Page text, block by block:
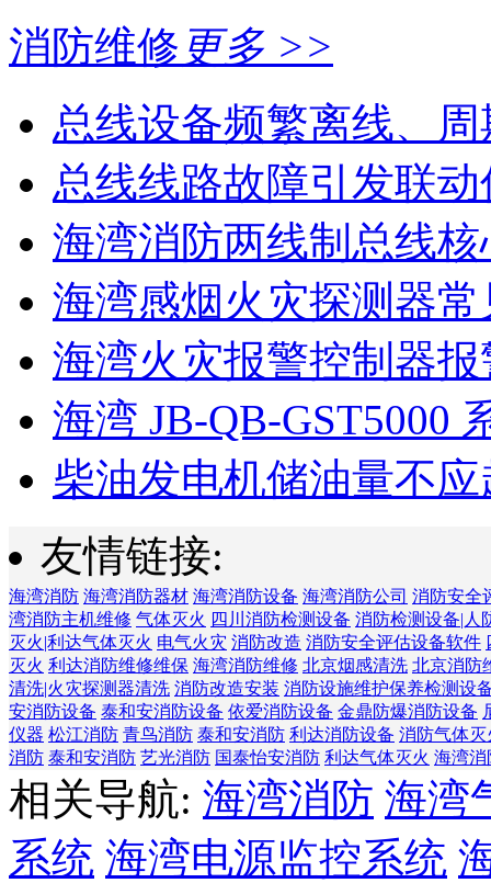
消防维修 更多 >>
总线设备频繁离线、
总线线路故障引发联
海湾消防两线制总线核
海湾感烟火灾探测器常
海湾火灾报警控制器报
海湾 JB-QB-GST5000
柴油发电机储油量不应
友情链接:
海湾消防 海湾消防器材 海湾消防设备 海湾消防公司 消防安全
湾消防主机维修 气体灭火 四川消防检测设备 消防检测设备|人
灭火|利达气体灭火 电气火灾 消防改造 消防安全评估设备软件
灭火 利达消防维修维保 海湾消防维修 北京烟感清洗 北京消防
清洗|火灾探测器清洗 消防改造安装 消防设施维护保养检测设
安消防设备 泰和安消防设备 依爱消防设备 金鼎防爆消防设备
仪器 松江消防 青鸟消防 泰和安消防 利达消防设备 消防气体灭
消防 泰和安消防 艺光消防 国泰怡安消防 利达气体灭火 海湾消
相关导航: 海湾消防 海湾
系统 海湾电源监控系统